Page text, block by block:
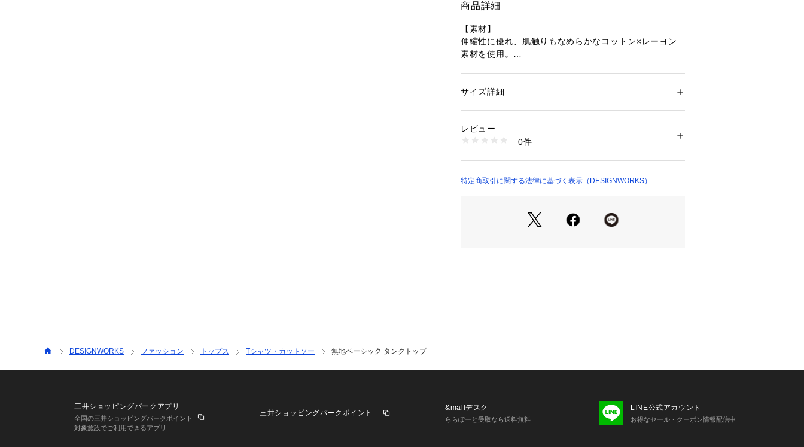
商品詳細
【素材】
伸縮性に優れ、肌触りもなめらかなコットン×レーヨン
素材を使用。
定番人気の着回しの効くベーシックデザイン。レイヤー
性別：メンズ
洗濯：洗濯機可
※詳しい洗濯方法については、商品の品質表示タグをご覧くださ
商品番号：1096900009994 （モール）
サイズ詳細
レビュー
0件
特定商取引に関する法律に基づく表示（DESIGNWORKS）
DESIGNWORKS ファッション トップス Tシャツ・カットソー 無地ベーシック タンクトップ
三井ショッピングパークアプリ
全国の三井ショッピングパークポイント
対象施設でご利用できるアプリ
三井ショッピングパークポイント
&mallデスク
ららぽーと受取なら送料無料
LINE公式アカウント
お得なセール・クーポン情報配信中